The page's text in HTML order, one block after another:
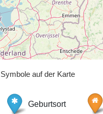
Symbole auf der Karte
Geburtsort